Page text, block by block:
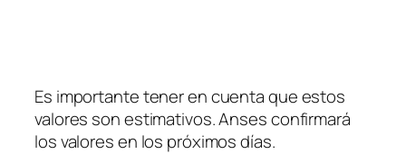
Es importante tener en cuenta que estos
valores son estimativos. Anses confirmará
los valores en los próximos días.